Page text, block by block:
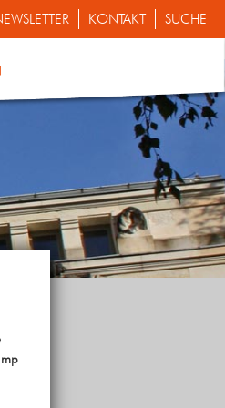
KONTAKT SUCHE